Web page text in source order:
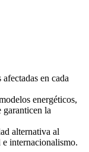
en cada
energéticos,
garanticen la
alternativa al
e internacionalismo.